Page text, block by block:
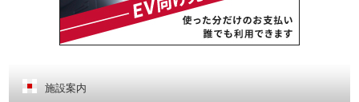
施設案内